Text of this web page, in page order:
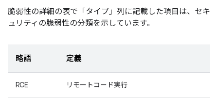
脆弱性の詳細の表で「タイプ」 列に記載した項目は、セキ
ュリティの脆弱性の分類を示しています。
略語 定義
RCE リモートコード実行